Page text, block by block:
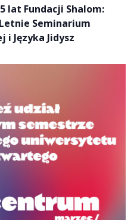
lat Fundacji Shalom:
Seminarium
i Języka Jidysz